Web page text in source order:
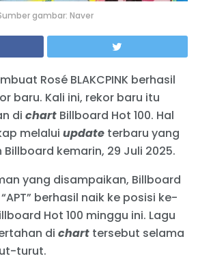
gambar: Naver
Rosé BLAKCPINK berhasil
baru. Kali ini, rekor baru itu
di chart Billboard Hot 100. Hal
melalui update terbaru yang
kemarin, 29 Juli 2025.
yang disampaikan, Billboard
berhasil naik ke posisi ke-
Hot 100 minggu ini. Lagu
di chart tersebut selama
turut.